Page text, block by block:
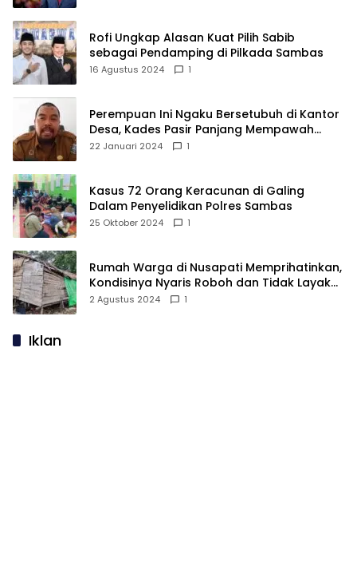
Rofi Ungkap Alasan Kuat Pilih Sabib
sebagai Pendamping di Pilkada Sambas
16 Agustus 2024 1
Perempuan Ini Ngaku Bersetubuh di Kantor
Desa, Kades Pasir Panjang Mempawah
Membantah: Silakan Buktikan!
22 Januari 2024 1
Kasus 72 Orang Keracunan di Galing
Dalam Penyelidikan Polres Sambas
25 Oktober 2024 1
Rumah Warga di Nusapati Memprihatinkan,
Kondisinya Nyaris Roboh dan Tidak Layak
Huni
2 Agustus 2024 1
Iklan